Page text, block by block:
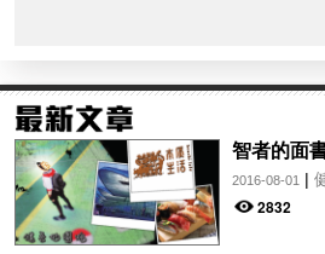
智者的面
2016-08-01 |
2832